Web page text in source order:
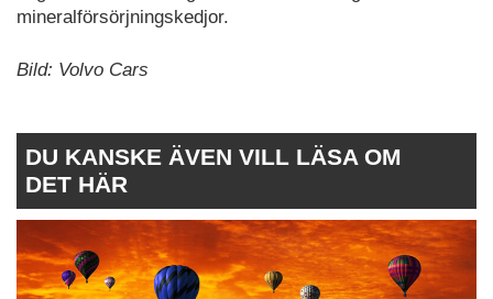
mineralförsörjningskedjor.
Bild: Volvo Cars
DU KANSKE ÄVEN VILL LÄSA OM
DET HÄR